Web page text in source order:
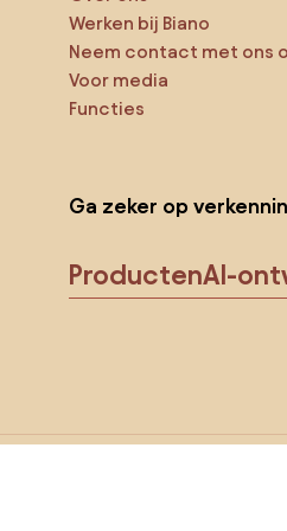
Werken bij Biano
Neem contact met ons
Voor media
Functies
Ga zeker op
ProductenAI-